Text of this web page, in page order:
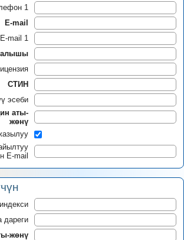
1
E-mail
E-mail 1
СТИН
эсеби
аты-
жөнү
E-mail
дареги
жөнү